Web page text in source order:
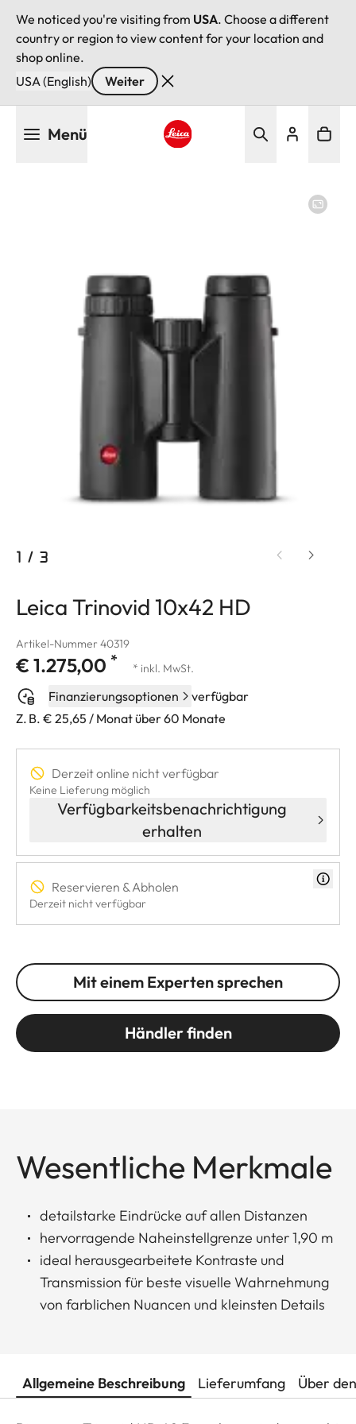
We noticed you're visiting from USA. Choose a different
country or region to view content for your location and
shop online.
USA (English)
Weiter
Menü
1 / 3
Leica Trinovid 10x42 HD
Artikel-Nummer 40319
€ 1.275,00 * * inkl. MwSt.
Finanzierungsoptionen
verfügbar
Z. B. € 25,65 / Monat über 60 Monate
Derzeit online nicht verfügbar
Keine Lieferung möglich
Verfügbarkeitsbenachrichtigung
erhalten
Reservieren & Abholen
Derzeit nicht verfügbar
Mit einem Experten sprechen
Händler finden
Wesentliche Merkmale
detailstarke Eindrücke auf allen Distanzen
hervorragende Naheinstellgrenze unter 1,90 m
ideal herausgearbeitete Kontraste und
Transmission für beste visuelle Wahrnehmung
von farblichen Nuancen und kleinsten Details
Allgemeine Beschreibung Lieferumfang Über